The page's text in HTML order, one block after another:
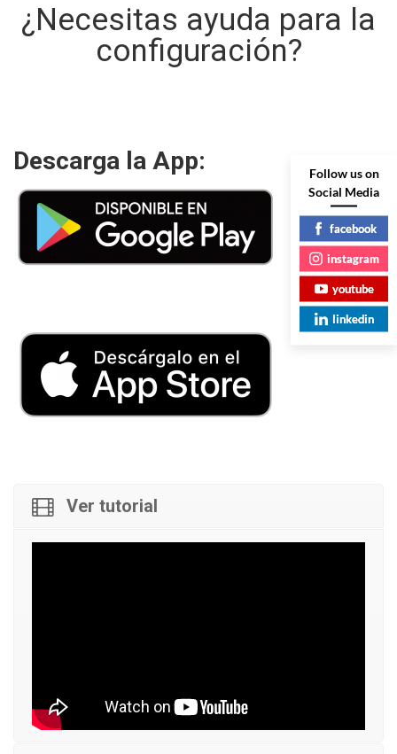
¿Necesitas ayuda para la
configuración?
Descarga la App:
Ver tutorial
Follow us on
Social Media
facebook
instagram
youtube
linkedin